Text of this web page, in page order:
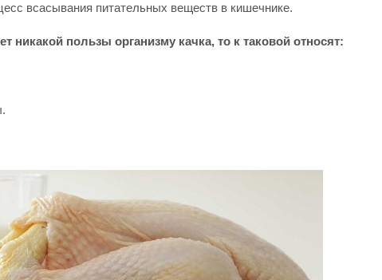
всасывания питательных веществ в кишечнике.
никакой пользы организму качка, то к таковой относят: